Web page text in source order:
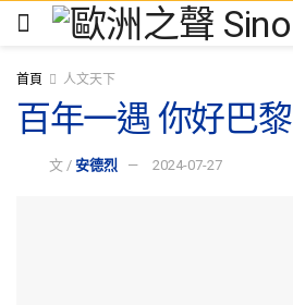
首頁 人文天下
百年一遇 你好巴黎
文 / 安德烈 2024-07-27